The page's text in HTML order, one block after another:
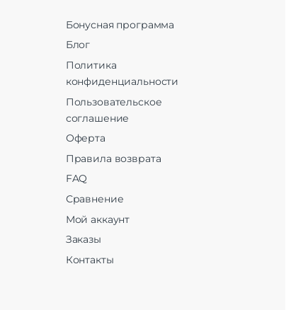
Бонусная программа
Блог
Политика
конфиденциальности
Пользовательское
соглашение
Оферта
Правила возврата
FAQ
Сравнение
Мой аккаунт
Заказы
Контакты